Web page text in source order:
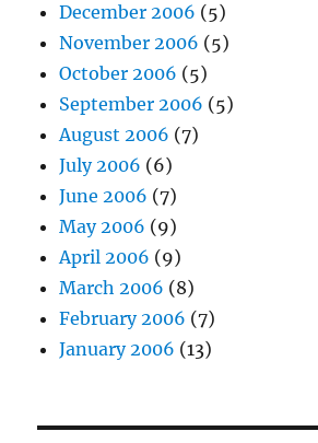
December 2006 (5)
November 2006 (5)
October 2006 (5)
September 2006 (5)
August 2006 (7)
July 2006 (6)
June 2006 (7)
May 2006 (9)
April 2006 (9)
March 2006 (8)
February 2006 (7)
January 2006 (13)